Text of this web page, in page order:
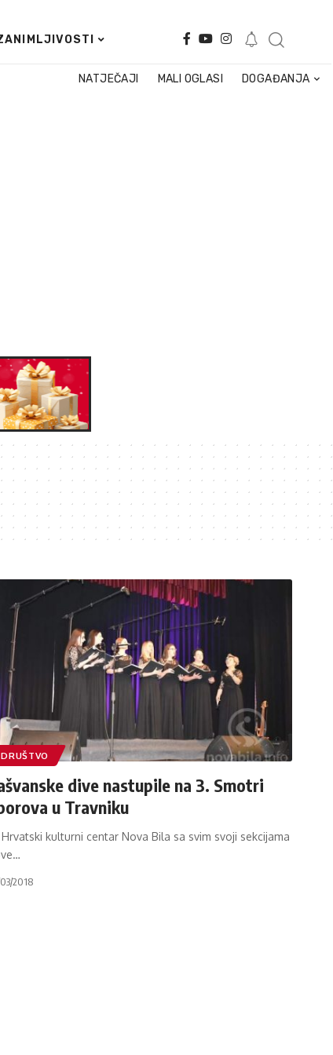
NATJEČAJI MALI OGLASI DOGAĐANJA
DRUŠTVO
dive nastupile na 3. Smotri
u Travniku
Hrvatski kulturni centar Nova Bila sa svim svoji sekcijama
…
2018